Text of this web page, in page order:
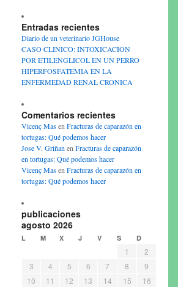
Entradas recientes
Diario de un veterinario JGHouse
CASO CLINICO: INTOXICACION
POR ETILENGLICOL EN UN PERRO
HIPERFOSFATEMIA EN LA
ENFERMEDAD RENAL CRONICA
Comentarios recientes
Vicenç Masen Fracturas de caparazón en
tortugas: Qué podemos hacer
Jose V. Griñan en Fracturas de caparazón
en tortugas: Qué podemos hacer
Vicenç Masen Fracturas de caparazón en
tortugas: Qué podemos hacer
publicaciones
agosto 2026
L M X J V S D
1
2
3
4 5 6 7 8
9
10
11 12 13 14 15
16